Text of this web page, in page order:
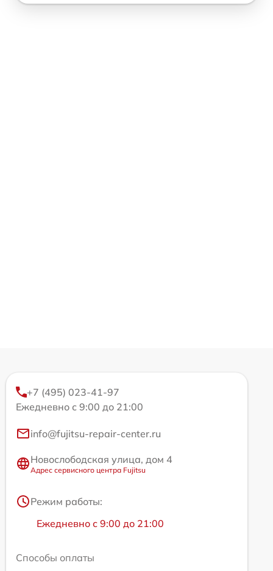
+7 (495) 023-41-97
Ежедневно с 9:00 до 21:00
info@fujitsu-repair-center.ru
Новослободская улица, дом 4
Адрес сервисного центра Fujitsu
Режим работы:
Ежедневно с 9:00 до 21:00
Способы оплаты